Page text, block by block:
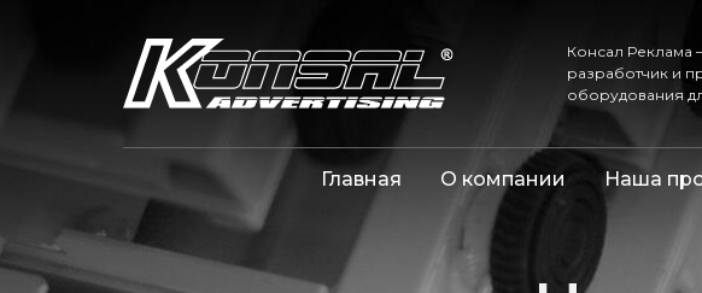
Консал Реклама –
разработчик и
оборудования
Главная О компании Наша